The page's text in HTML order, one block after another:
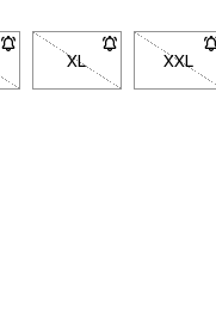
quand elle sera de
pour être averti quand
Clique pour être
L non disponible.
XL- Taille XL non
XXL
-